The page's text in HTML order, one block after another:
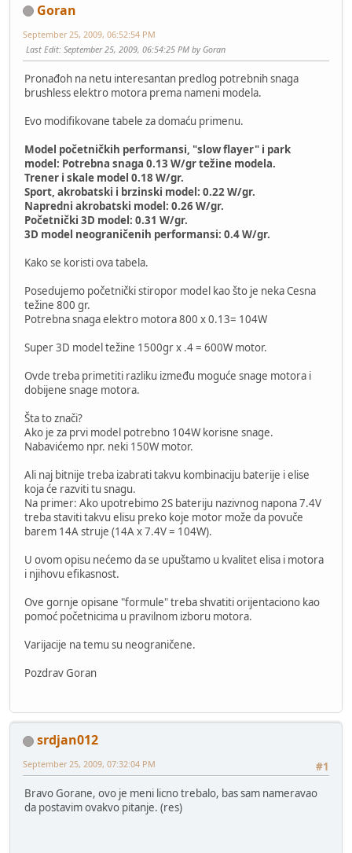
Goran
September 25, 2009, 06:52:54 PM
Last Edit: September 25, 2009, 06:54:25 PM by Goran
Pronađoh na netu interesantan predlog potrebnih snaga
brushless elektro motora prema nameni modela.
Evo modifikovane tabele za domaću primenu.
Model početničkih performansi, "slow flayer" i park
model: Potrebna snaga 0.13 W/gr težine modela.
Trener i skale model 0.18 W/gr.
Sport, akrobatski i brzinski model: 0.22 W/gr.
Napredni akrobatski model: 0.26 W/gr.
Početnički 3D model: 0.31 W/gr.
3D model neograničenih performansi: 0.4 W/gr.
Kako se koristi ova tabela.
Posedujemo početnički stiropor model kao što je neka Cesna
težine 800 gr.
Potrebna snaga elektro motora 800 x 0.13= 104W
Super 3D model težine 1500gr x .4 = 600W motor.
Ovde treba primetiti razliku između moguće snage motora i
dobijene snage motora.
Šta to znači?
Ako je za prvi model potrebno 104W korisne snage.
Nabavićemo npr. neki 150W motor.
Ali naj bitnije treba izabrati takvu kombinaciju baterije i elise
koja će razviti tu snagu.
Na primer: Ako upotrebimo 2S bateriju nazivnog napona 7.4V
treba staviti takvu elisu preko koje motor može da povuče
barem 14A struje (14A x 7.4V = 104W).
U ovom opisu nećemo da se upuštamo u kvalitet elisa i motora
i njihovu efikasnost.
Ove gornje opisane "formule" treba shvatiti orijentaciono kao
pomoć početnicima u pravilnom izboru motora.
Varijacije na temu su neograničene.
Pozdrav Goran
srdjan012
#1
September 25, 2009, 07:32:04 PM
Bravo Gorane, ovo je meni licno trebalo, bas sam nameravao
da postavim ovakvo pitanje. (res)